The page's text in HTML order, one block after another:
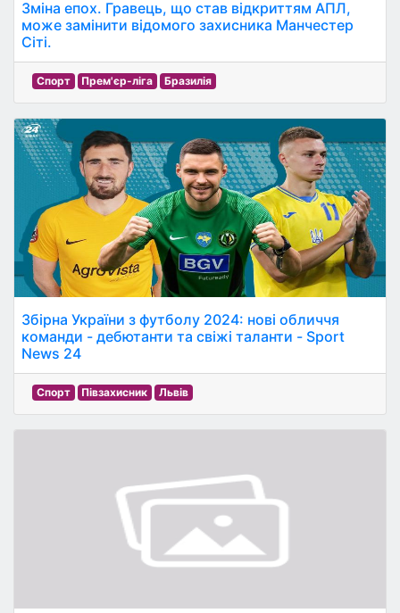
Зміна епох. Гравець, що став відкриттям АПЛ,
може замінити відомого захисника Манчестер
Сіті.
Спорт Прем'єр-ліга Бразилія
Збірна України з футболу 2024: нові обличчя
команди - дебютанти та свіжі таланти - Sport
News 24
Спорт Півзахисник Львів